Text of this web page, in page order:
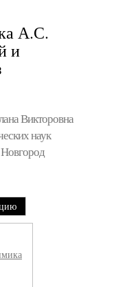
А.С.
и
Викторовна
наук